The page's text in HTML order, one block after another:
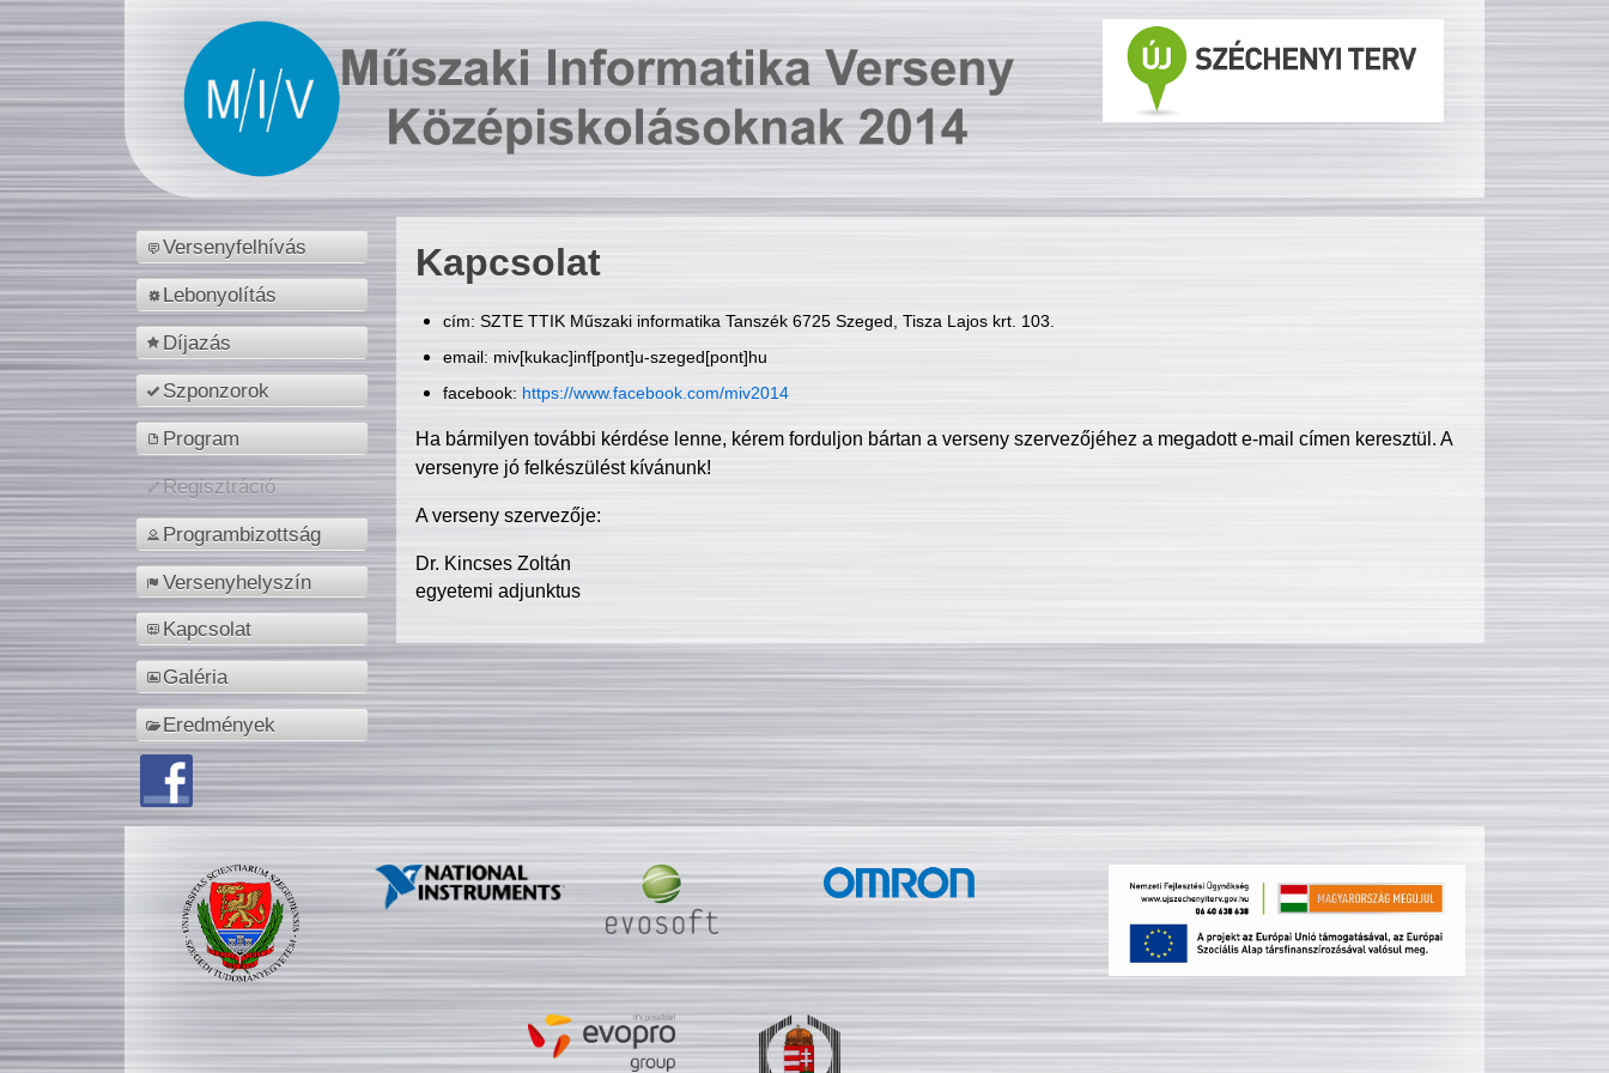
Versenyfelhívás
Lebonyolítás
Díjazás
Szponzorok
Program
Regisztráció
Programbizottság
Versenyhelyszín
Kapcsolat
Galéria
Eredmények
Kapcsolat
cím: SZTE TTIK Műszaki informatika Tanszék 6725 Szeged, Tisza Lajos krt. 103.
email: miv[kukac]inf[pont]u-szeged[pont]hu
facebook: https://www.facebook.com/miv2014
Ha bármilyen további kérdése lenne, kérem forduljon bártan a verseny szervezőjéhez a megadott e-mail címen keresztül. A
versenyre jó felkészülést kívánunk!
A verseny szervezője:
Dr. Kincses Zoltán
egyetemi adjunktus